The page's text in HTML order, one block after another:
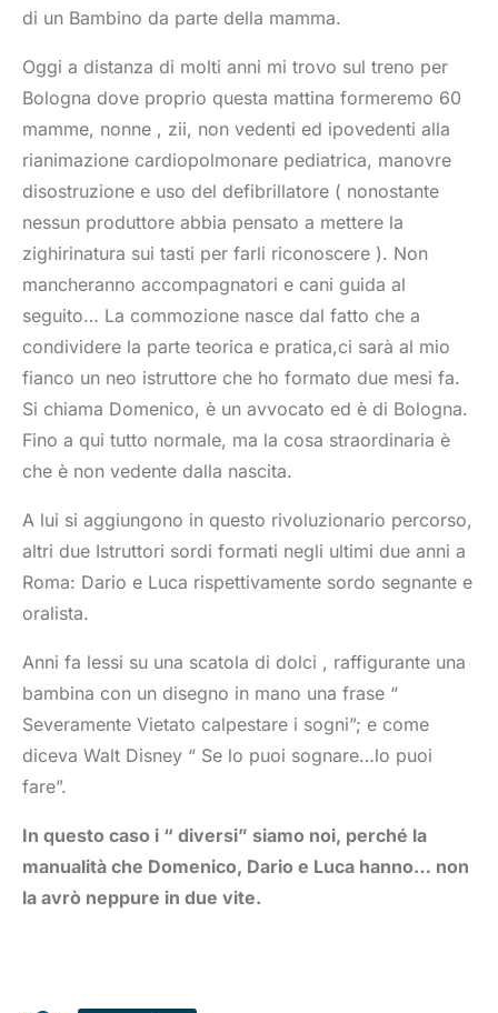
di un Bambino da parte della mamma.
Oggi a distanza di molti anni mi trovo sul treno per
Bologna dove proprio questa mattina formeremo 60
mamme, nonne , zii, non vedenti ed ipovedenti alla
rianimazione cardiopolmonare pediatrica, manovre
disostruzione e uso del defibrillatore ( nonostante
nessun produttore abbia pensato a mettere la
zighirinatura sui tasti per farli riconoscere ). Non
mancheranno accompagnatori e cani guida al
seguito… La commozione nasce dal fatto che a
condividere la parte teorica e pratica,ci sarà al mio
fianco un neo istruttore che ho formato due mesi fa.
Si chiama Domenico, è un avvocato ed è di Bologna.
Fino a qui tutto normale, ma la cosa straordinaria è
che è non vedente dalla nascita.
A lui si aggiungono in questo rivoluzionario percorso,
altri due Istruttori sordi formati negli ultimi due anni a
Roma: Dario e Luca rispettivamente sordo segnante e
oralista.
Anni fa lessi su una scatola di dolci , raffigurante una
bambina con un disegno in mano una frase “
Severamente Vietato calpestare i sogni”; e come
diceva Walt Disney “ Se lo puoi sognare…lo puoi
fare”.
In questo caso i “ diversi” siamo noi, perché la
manualità che Domenico, Dario e Luca hanno… non
la avrò neppure in due vite.